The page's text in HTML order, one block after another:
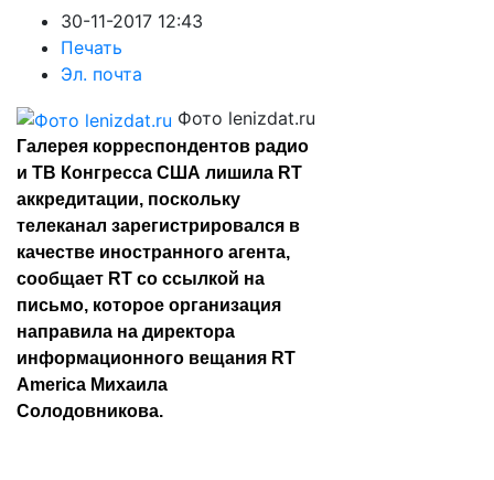
30-11-2017 12:43
Печать
Эл. почта
Фото lenizdat.ru
Галерея корреспондентов радио
и ТВ Конгресса США лишила RT
аккредитации, поскольку
телеканал зарегистрировался в
качестве иностранного агента,
сообщает RT со ссылкой на
письмо, которое организация
направила на директора
информационного вещания RT
America Михаила
Солодовникова.